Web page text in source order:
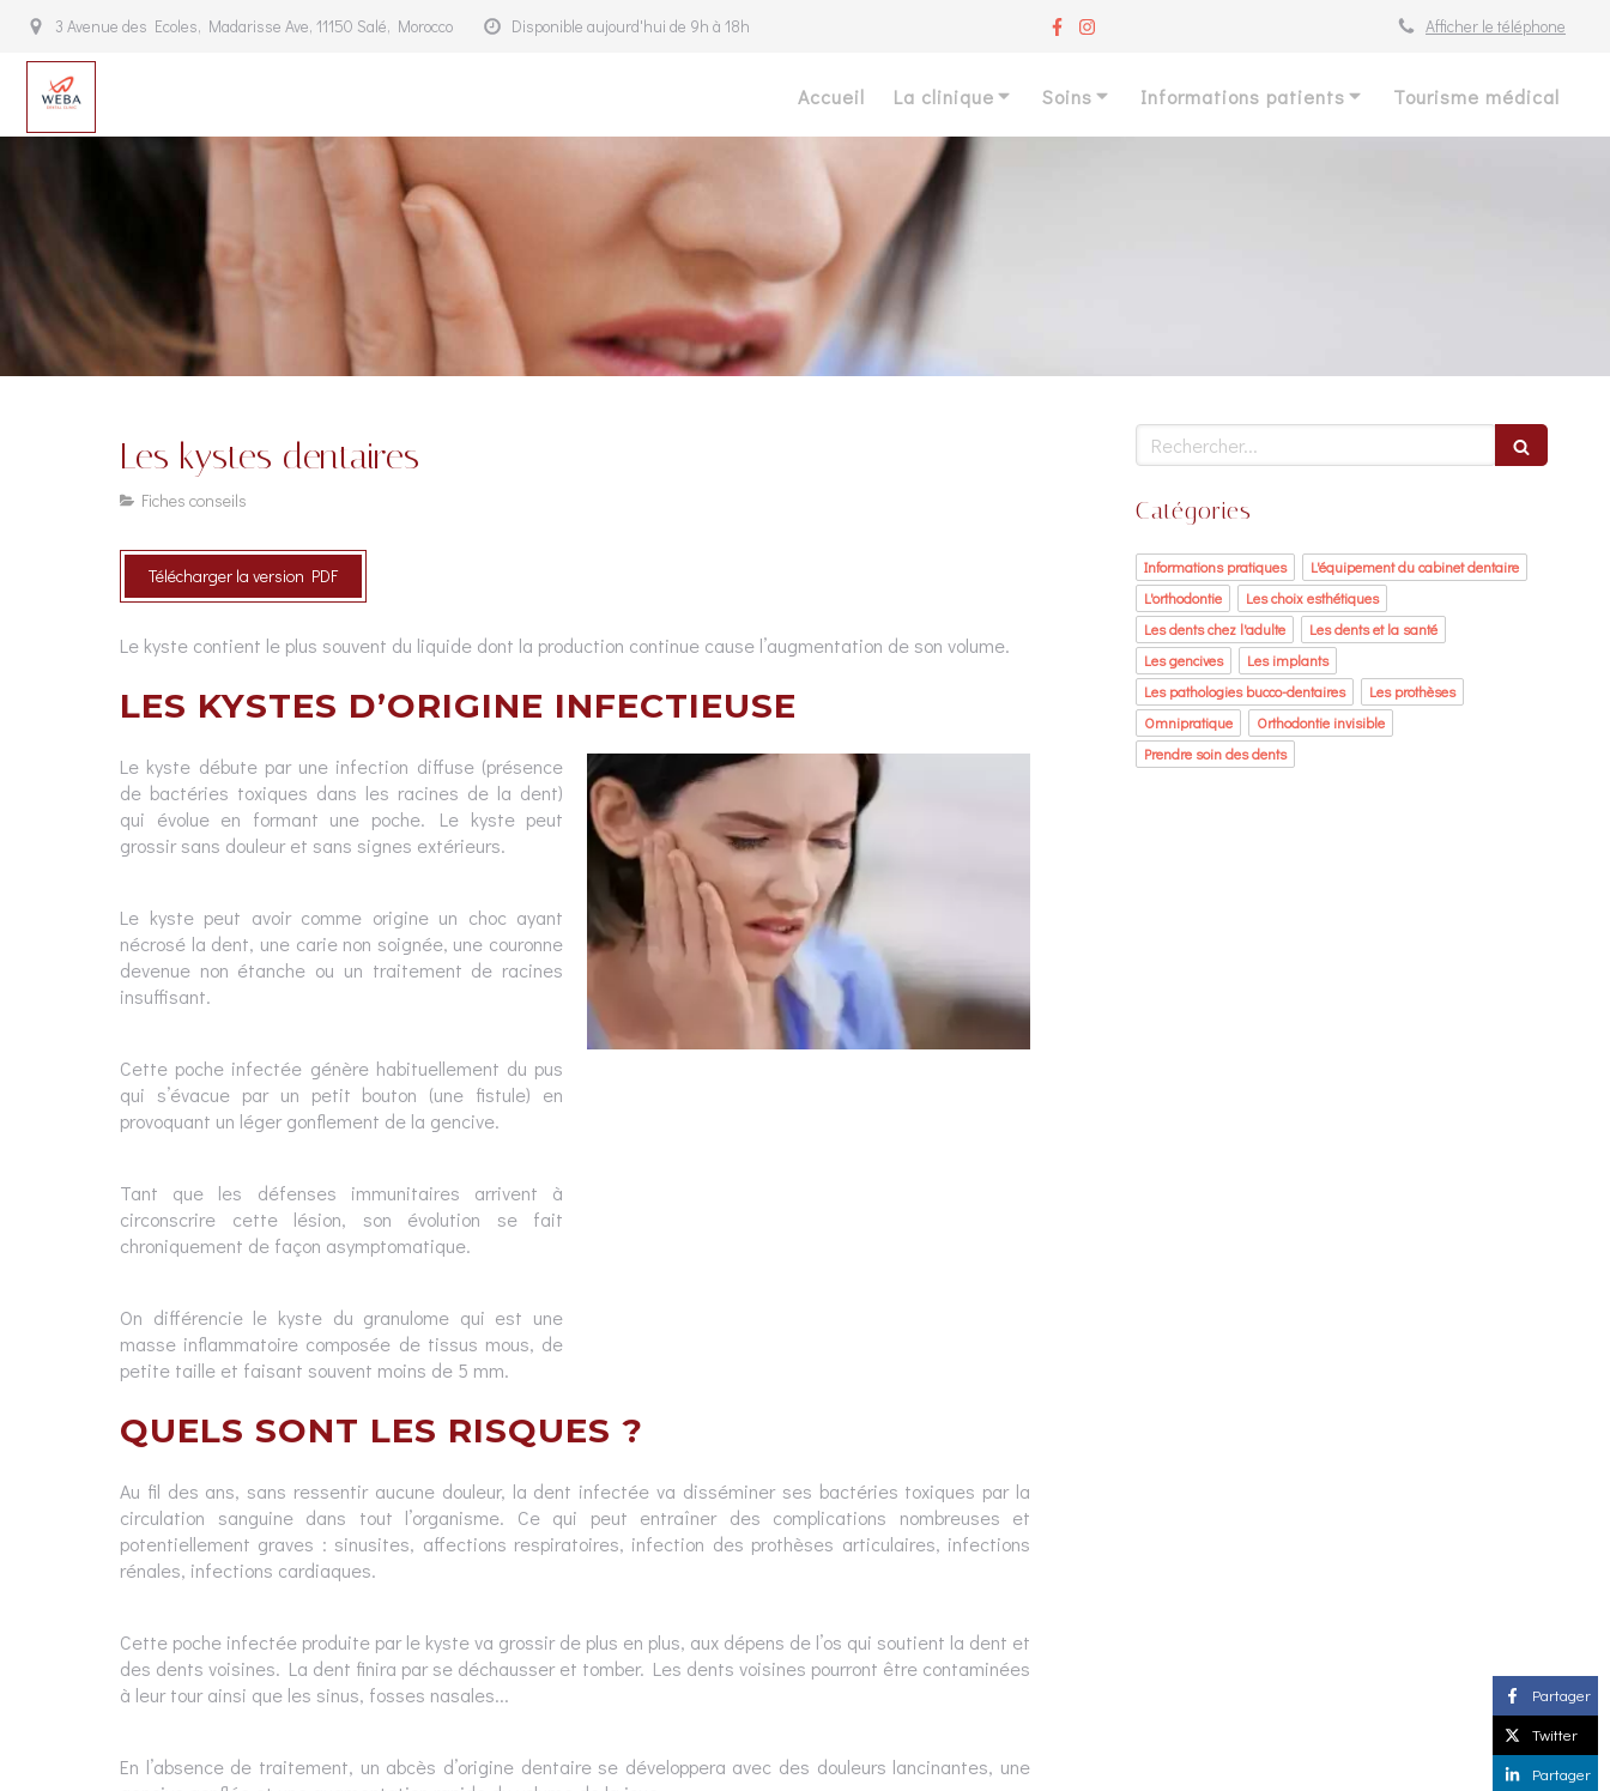
3 Avenue des Ecoles, Madarisse Ave, 11150 Salé, Morocco Disponible aujourd'hui de 9h à 18h Afficher le téléphone
Accueil La clinique Soins Informations patients Tourisme médical
Les kystes dentaires
Fiches conseils
Télécharger la version PDF
Le kyste contient le plus souvent du liquide dont la production continue cause l’augmentation de son volume.
LES KYSTES D’ORIGINE INFECTIEUSE
Le kyste débute par une infection diffuse (présence
de bactéries toxiques dans les racines de la dent)
qui évolue en formant une poche. Le kyste peut
grossir sans douleur et sans signes extérieurs.
Le kyste peut avoir comme origine un choc ayant
nécrosé la dent, une carie non soignée, une couronne
devenue non étanche ou un traitement de racines
insuffisant.
Cette poche infectée génère habituellement du pus
qui s’évacue par un petit bouton (une fistule) en
provoquant un léger gonflement de la gencive.
Tant que les défenses immunitaires arrivent à
circonscrire cette lésion, son évolution se fait
chroniquement de façon asymptomatique.
On différencie le kyste du granulome qui est une
masse inflammatoire composée de tissus mous, de
petite taille et faisant souvent moins de 5 mm.
QUELS SONT LES RISQUES ?
Au fil des ans, sans ressentir aucune douleur, la dent infectée va disséminer ses bactéries toxiques par la
circulation sanguine dans tout l’organisme. Ce qui peut entraîner des complications nombreuses et
potentiellement graves : sinusites, affections respiratoires, infection des prothèses articulaires, infections
rénales, infections cardiaques.
Cette poche infectée produite par le kyste va grossir de plus en plus, aux dépens de l’os qui soutient la dent et
des dents voisines. La dent finira par se déchausser et tomber. Les dents voisines pourront être contaminées
à leur tour ainsi que les sinus, fosses nasales...
En l’absence de traitement, un abcès d’origine dentaire se développera avec des douleurs lancinantes, une
Partager
Twitter
Partager
Rechercher
Catégories
Informations pratiques
L'équipement du cabinet dentaire
L'orthodontie
Les choix esthétiques
Les dents chez l'adulte
Les dents et la santé
Les gencives
Les implants
Les pathologies bucco-dentaires
Les prothèses
Omnipratique
Orthodontie invisible
Prendre soin des dents